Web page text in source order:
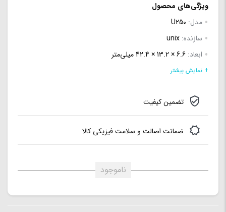
ویژگی‌های محصول
مدل: U250
سازنده: unix
ابعاد: 6.6 × 13.2 × 42.4 میلی‌متر
نوع:ساده
نوع رابط:USB 2.0
+ نمایش بیشتر
تضمین کیفیت
ضمانت اصالت و سلامت فیزیکی کالا
ناموجود